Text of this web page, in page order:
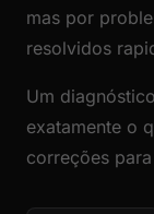
mas por
resolvidos
Um
exatamente o
correções